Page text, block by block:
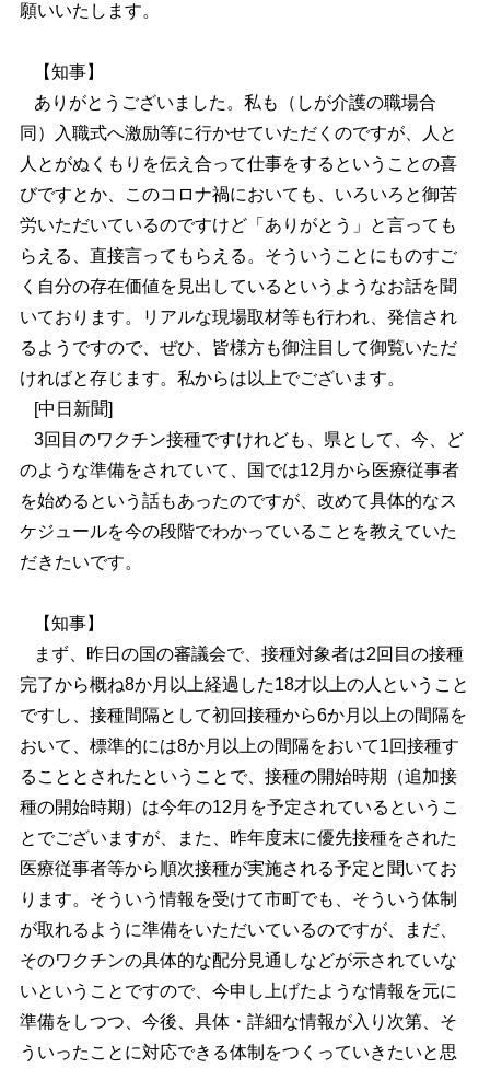
願いいたします。
【知事】
ありがとうございました。私も（しが介護の職場合
同）入職式へ激励等に行かせていただくのですが、人と
人とがぬくもりを伝え合って仕事をするということの喜
びですとか、このコロナ禍においても、いろいろと御苦
労いただいているのですけど「ありがとう」と言っても
らえる、直接言ってもらえる。そういうことにものすご
く自分の存在価値を見出しているというようなお話を聞
いております。リアルな現場取材等も行われ、発信され
るようですので、ぜひ、皆様方も御注目して御覧いただ
ければと存じます。私からは以上でございます。
[中日新聞]
3回目のワクチン接種ですけれども、県として、今、ど
のような準備をされていて、国では12月から医療従事者
を始めるという話もあったのですが、改めて具体的なス
ケジュールを今の段階でわかっていることを教えていた
だきたいです。
【知事】
まず、昨日の国の審議会で、接種対象者は2回目の接種
完了から概ね8か月以上経過した18才以上の人ということ
ですし、接種間隔として初回接種から6か月以上の間隔を
おいて、標準的には8か月以上の間隔をおいて1回接種す
ることとされたということで、接種の開始時期（追加接
種の開始時期）は今年の12月を予定されているというこ
とでございますが、また、昨年度末に優先接種をされた
医療従事者等から順次接種が実施される予定と聞いてお
ります。そういう情報を受けて市町でも、そういう体制
が取れるように準備をいただいているのですが、まだ、
そのワクチンの具体的な配分見通しなどが示されていな
いということですので、今申し上げたような情報を元に
準備をしつつ、今後、具体・詳細な情報が入り次第、そ
ういったことに対応できる体制をつくっていきたいと思